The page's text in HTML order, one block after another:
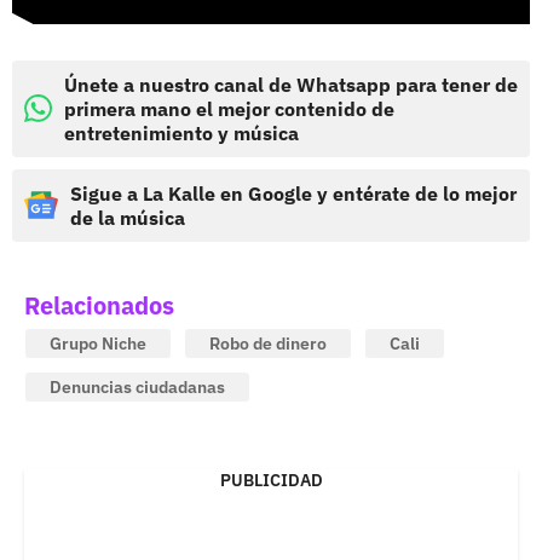
Únete a nuestro canal de Whatsapp para tener de
primera mano el mejor contenido de
entretenimiento y música
Sigue a La Kalle en Google y entérate de lo mejor
de la música
Relacionados
Grupo Niche Robo de dinero
Cali
Denuncias ciudadanas
PUBLICIDAD